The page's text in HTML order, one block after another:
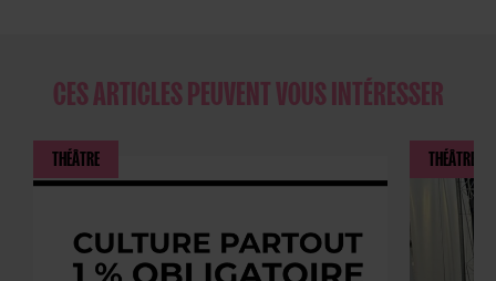
CES ARTICLES PEUVENT VOUS INTÉRESSER
THÉÂTRE THÉÂTRE